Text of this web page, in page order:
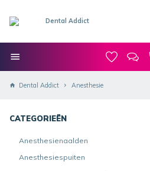
Dental Addict Anesthesie
CATEGORIEËN
Anesthesienaalden
Anesthesiespuiten